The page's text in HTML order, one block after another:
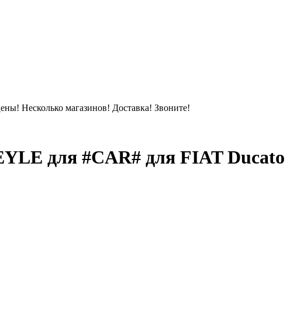
Несколько магазинов! Доставка! Звоните!
для #CAR# для FIAT Ducato